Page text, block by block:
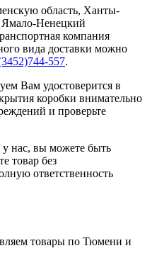
область, Ханты-
Ненецкий
компания
вида доставки можно
557.
Вам удостоверится в
коробки внимательно
и проверьте
у нас, вы можете быть
товар без
ответственность
товары по Тюмени и